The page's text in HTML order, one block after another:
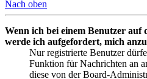
Nach oben
Wenn ich bei einem Benutzer
werde ich aufgefordert, mich
Nur registrierte Benutzer
Funktion für Nachrichten an
diese von der Board-